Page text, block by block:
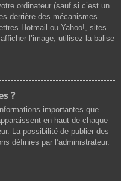
ordinateur (sauf si c’est un
derrière des mécanismes
Hotmail ou Yahoo!, sites
l’image, utilisez la balise
?
importantes que
en haut de chaque
La possibilité de publier des
définies par l’administrateur.